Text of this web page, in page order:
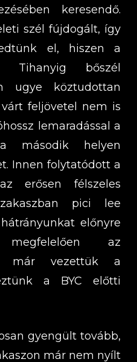
keresendő.
szél fújdogált, így
el, hiszen a
Tihanyig bőszél
ugye köztudottan
feljövetel nem is
lemaradással a
második helyen
Innen folytatódott a
erősen félszeles
pici lee
előnyre
az
már vezettük a
a BYC előtti
gyengült tovább,
már nem nyílt